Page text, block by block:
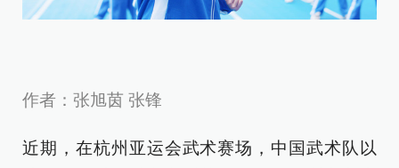
作者：张旭茵 张锋
近期，在杭州亚运会武术赛场，中国武术队以